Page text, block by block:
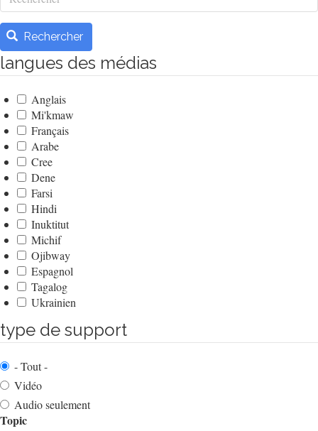
Rechercher
langues des médias
Anglais
Mi'kmaw
Français
Arabe
Cree
Dene
Farsi
Hindi
Inuktitut
Michif
Ojibway
Espagnol
Tagalog
Ukrainien
type de support
- Tout -
Vidéo
Audio seulement
Topic